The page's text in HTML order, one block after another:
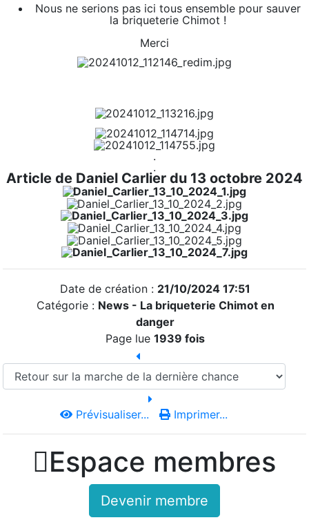
Nous ne serions pas ici tous ensemble pour sauver
la briqueterie Chimot !
Merci
.
.
Article de Daniel Carlier du 13 octobre 2024
Date de création : 21/10/2024 17:51
Catégorie : News - La briqueterie Chimot en
danger
Page lue1939 fois
Prévisualiser... Imprimer...
Espace membres
Devenir membre